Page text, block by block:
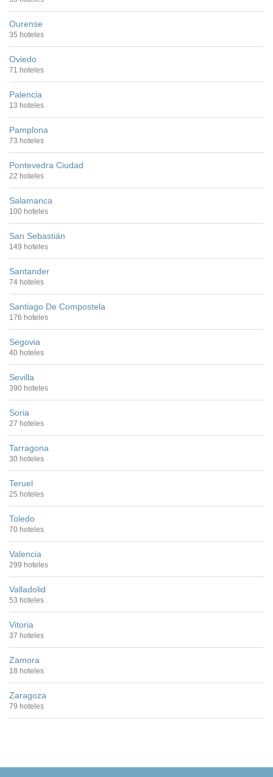
Ourense
35 hoteles
Oviedo
71 hoteles
Palencia
13 hoteles
Pamplona
73 hoteles
Pontevedra Ciudad
22 hoteles
Salamanca
100 hoteles
San Sebastián
149 hoteles
Santander
74 hoteles
Santiago De Compostela
176 hoteles
Segovia
40 hoteles
Sevilla
390 hoteles
Soria
27 hoteles
Tarragona
30 hoteles
Teruel
25 hoteles
Toledo
70 hoteles
Valencia
299 hoteles
Valladolid
53 hoteles
Vitoria
37 hoteles
Zamora
18 hoteles
Zaragoza
79 hoteles